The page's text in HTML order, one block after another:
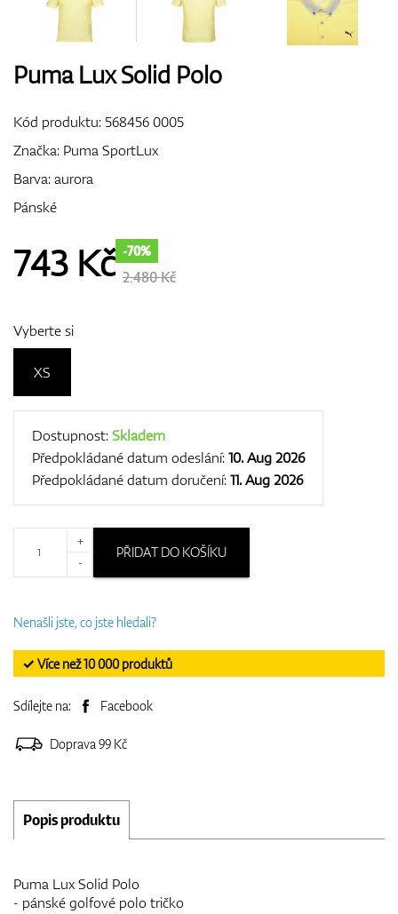
Bagy
Doplňky
Puma Lux Solid Polo
Kód produktu:568456 0005
Značka: Puma SportLux
Barva: aurora
Pánské
743 Kč -70%
2.480 Kč
Vyberte si
XS
Dostupnost:Skladem
Předpokládané datum odeslání:10. Aug 2026
Předpokládané datum doručení:11. Aug 2026
+
-
PŘIDAT DO KOŠÍKU
Nenašli jste, co jste hledali?
✓ Více než 10 000 produktů
Sdílejte na: Facebook
Doprava 99 Kč
Popis produktu
Puma Lux Solid Polo
- pánské golfové polo tričko